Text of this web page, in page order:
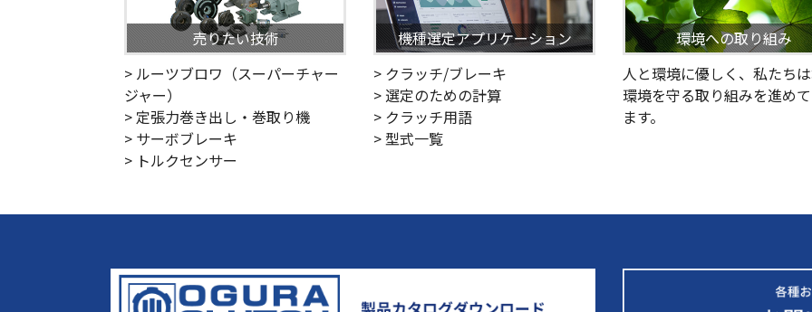
売りたい技術
> ルーツブロワ（スーパーチャー
ジャー）
> 定張力巻き出し・巻取り機
> サーボブレーキ
> トルクセンサー
機種選定アプリケーション
> クラッチ/ブレーキ
> 選定のための計算
> クラッチ用語
> 型式一覧
環境への取り組み
人と環境に優しく、私たち
環境を守る取り組みを進め
ます。